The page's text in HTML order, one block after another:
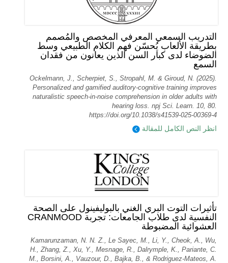
التدريب السمعي المعرفي المخصص والمُصمم
بطريقة الألعاب يُحسّن فهم الكلام الطبيعي وسط
الضوضاء لدى كبار السن الذين يعانون من فقدان
السمع
Ockelmann, J., Scherpiet, S., Stropahl, M. & Giroud, N. (2025).
Personalized and gamified auditory-cognitive training improves
naturalistic speech-in-noise comprehension in older adults with
hearing loss. npj Sci. Learn. 10, 80.
https://doi.org/10.1038/s41539-025-00369-4
انظر النص الكامل للمقالة
تأثيرات التوت البري الغني بالبوليفينول على الصحة
النفسية لدى طلاب الجامعات: تجربة CRANMOOD
العشوائية المضبوطة
Kamarunzaman, N. N. Z., Le Sayec, M., Li, Y., Cheok, A., Wu,
H., Zhang, Z., Xu, Y., Mesnage, R., Dalrymple, K., Pariante, C.
M., Borsini, A., Vauzour, D., Bajka, B., & Rodriguez-Mateos, A.